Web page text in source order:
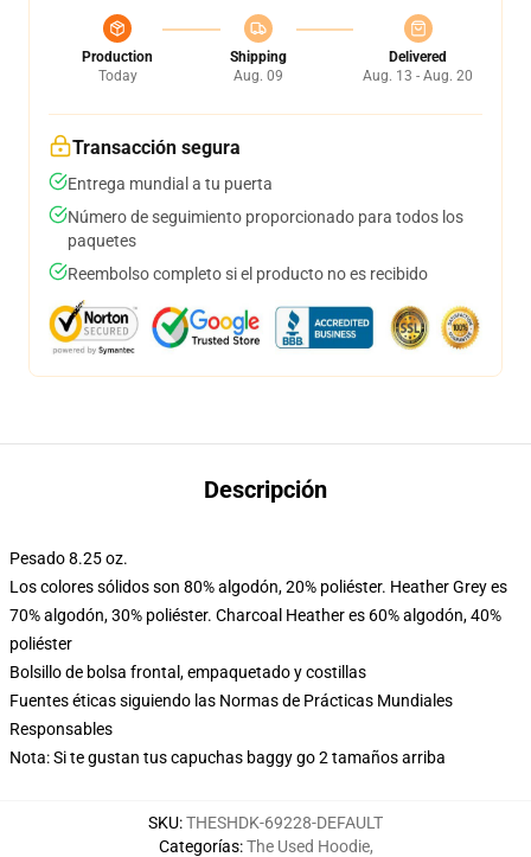
Production
Today
Shipping
Aug. 09
Delivered
Aug. 13 - Aug. 20
Transacción segura
Entrega mundial a tu puerta
Número de seguimiento proporcionado para todos los
paquetes
Reembolso completo si el producto no es recibido
Descripción
Pesado 8.25 oz.
Los colores sólidos son 80% algodón, 20% poliéster. Heather Grey es
70% algodón, 30% poliéster. Charcoal Heather es 60% algodón, 40%
poliéster
Bolsillo de bolsa frontal, empaquetado y costillas
Fuentes éticas siguiendo las Normas de Prácticas Mundiales
Responsables
Nota: Si te gustan tus capuchas baggy go 2 tamaños arriba
SKU:THESHDK-69228-DEFAULT
Categorías:The Used Hoodie,